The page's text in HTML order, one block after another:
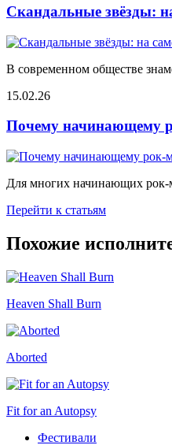
Скандальные звёзды:
В современном обществе
15.02.26
Почему начинающему
Для многих начинающих рок-
Перейти к статьям
Похожие
Heaven Shall Burn
Aborted
Fit for an Autopsy
Фестивали